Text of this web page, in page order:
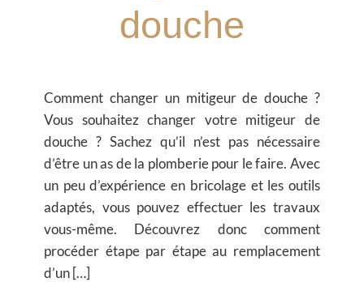
douche
Comment changer un mitigeur de douche ?
Vous souhaitez changer votre mitigeur de
douche ? Sachez qu’il n’est pas nécessaire
d’être un as de la plomberie pour le faire. Avec
un peu d’expérience en bricolage et les outils
adaptés, vous pouvez effectuer les travaux
vous-même. Découvrez donc comment
procéder étape par étape au remplacement
d’un […]